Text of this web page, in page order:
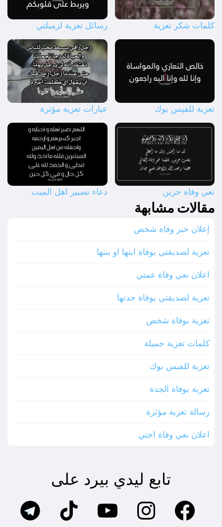
كلمات شكر تعزية رسائل تعزية لزميلتي
تعزية للفيس بوك عبارات تعزية مؤثرة
نعي وفاة حزين دعاء تصبير اهل الميت
مقالات مشابهة
إعلان خبر وفاة شخص
تعزية لصديقتي بوفاة ابنها او بنتها
اعلان نعي وفاة عمتي
تعزية لصديقتي بوفاة جدتها
تعزية بوفاة شخص
كلمات تعزية جميلة
تعزية للفيس بوك
تعزية بوفاة الجدة
رسالة تعزية مؤثرة
اعلان نعي وفاة اختي
تابع ليدي بيرد على